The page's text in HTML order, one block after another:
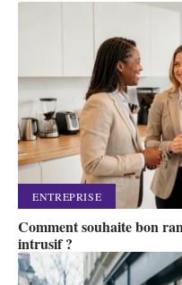
ENTREPRISE
Comment souhaite bon
intrusif ?